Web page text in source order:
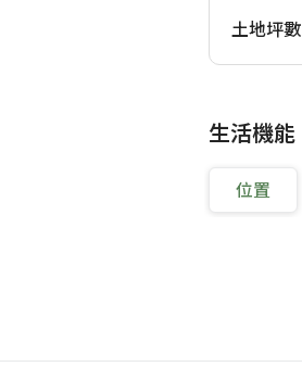
土地坪數
生活機能
位置